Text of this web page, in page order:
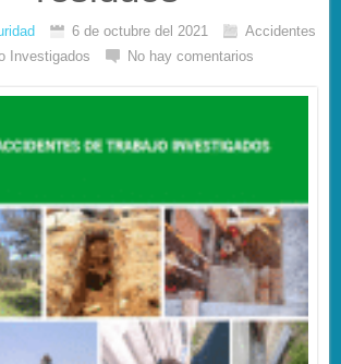
6 de octubre del 2021
Accidentes
Investigados
No hay comentarios